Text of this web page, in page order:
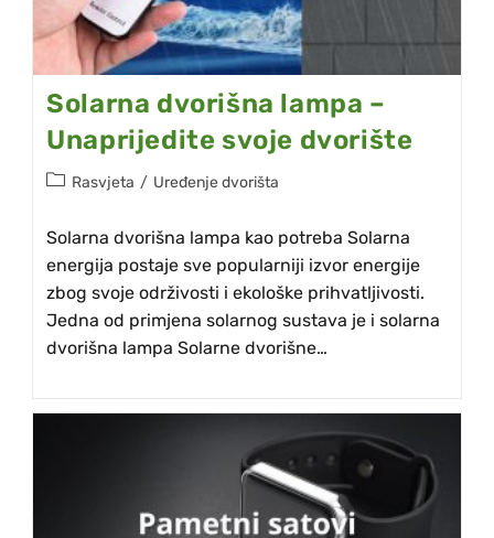
Solarna dvorišna lampa –
Unaprijedite svoje dvorište
Rasvjeta / Uređenje dvorišta
Solarna dvorišna lampa kao potreba Solarna
energija postaje sve popularniji izvor energije
zbog svoje održivosti i ekološke prihvatljivosti.
Jedna od primjena solarnog sustava je i solarna
dvorišna lampa Solarne dvorišne…